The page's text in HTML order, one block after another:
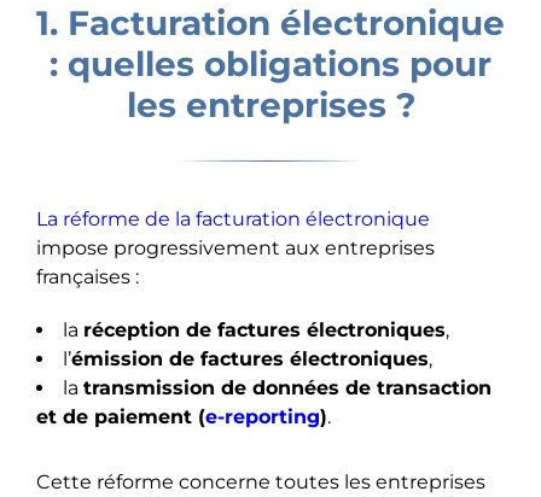
1. Facturation électronique
: quelles obligations pour
les entreprises ?
La réforme de la facturation électronique
impose progressivement aux entreprises
françaises :
la réception de factures électroniques,
l’émission de factures électroniques,
la transmission de données de transaction
et de paiement (e-reporting).
Cette réforme concerne toutes les entreprises